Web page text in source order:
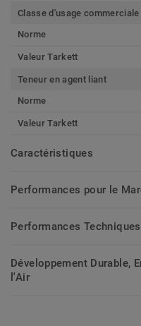
Classe d'usage commerciale
Norme
Valeur Tarkett
Teneur en agent liant
Norme
Valeur Tarkett
Caractéristiques
Performances pour le
Performances Techniques
Développement Durable,
l'Air